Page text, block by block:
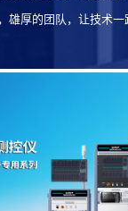
雄厚的团队，让技术一